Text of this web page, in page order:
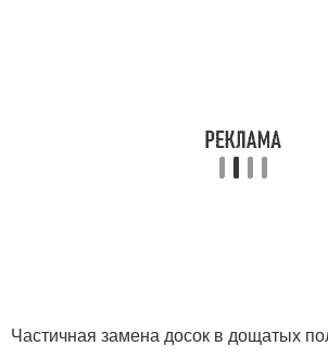
Частичная замена досок в дощатых